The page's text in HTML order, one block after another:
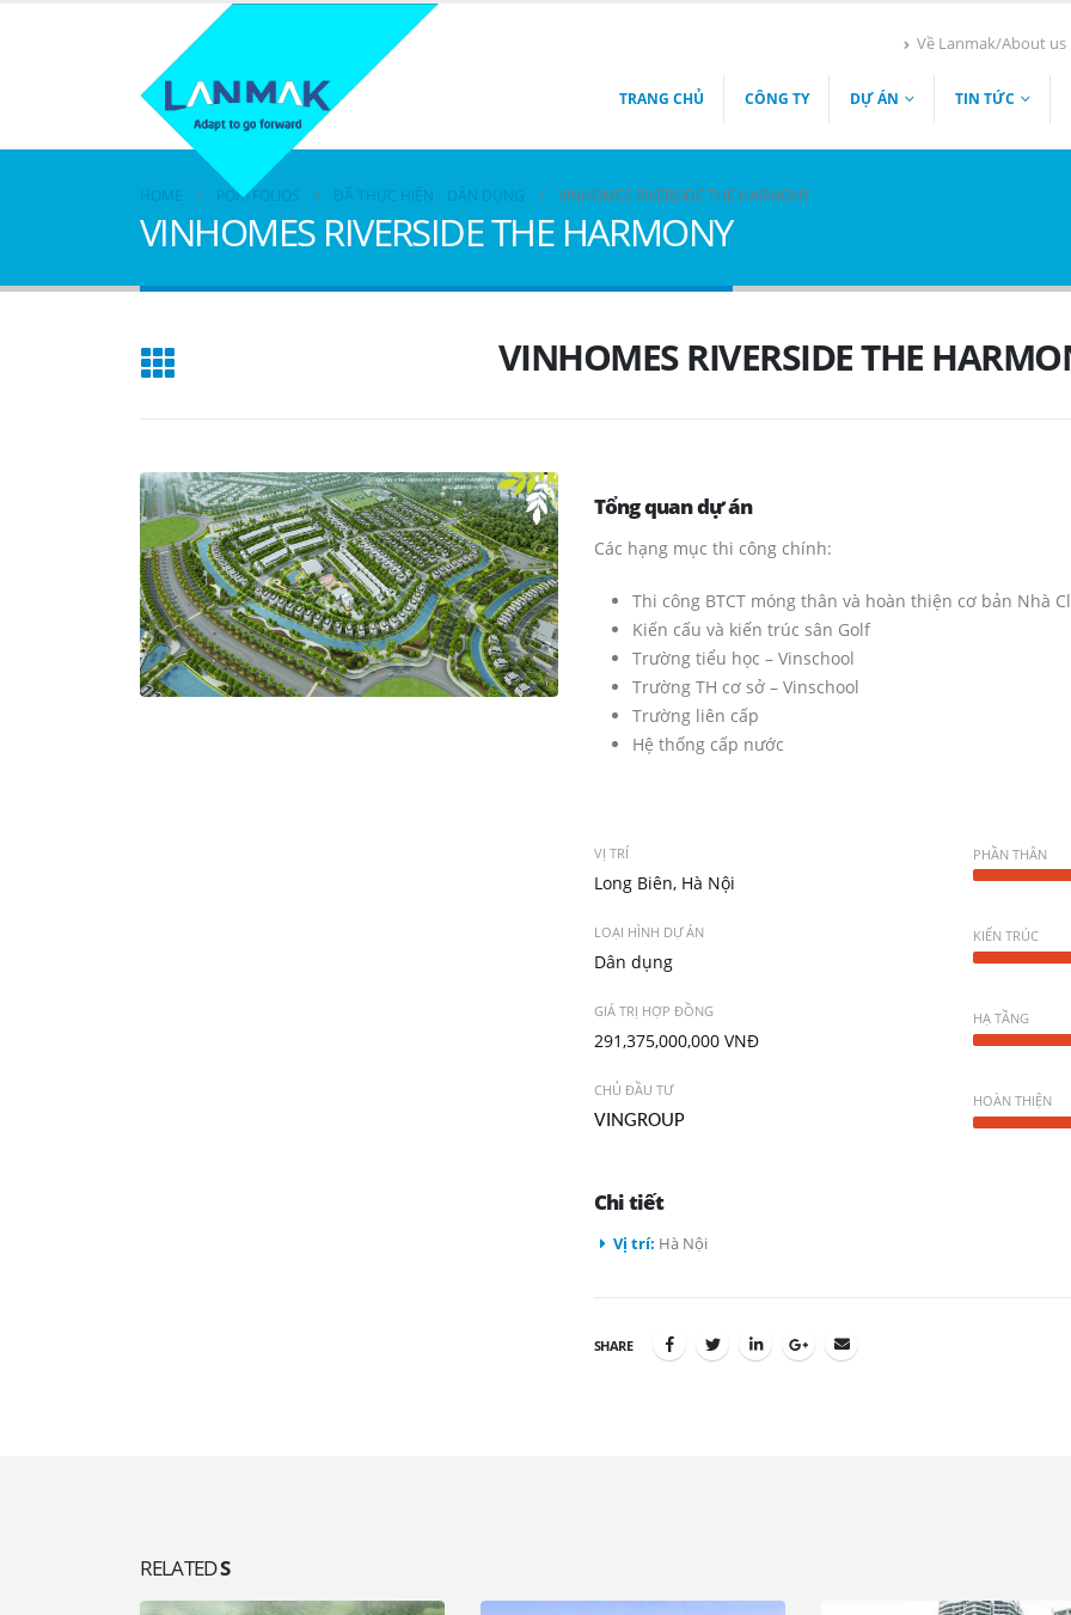
Về Lanmak/About us
TRANG CHỦ CÔNG TY DỰ ÁN TIN TỨC
HOME PORTFOLIOS ĐÃ THỰC HIỆN, DÂN DỤNG VINHOMES RIVERSIDE THE HARMONY
VINHOMES RIVERSIDE THE HARMONY
VINHOMES RIVERSIDE THE
Tổng quan dự án
Các hạng mục thi công chính:
Thi công BTCT móng thân và hoàn thiện cơ bản Nhà
Kiến cấu và kiến trúc sân Golf
Trường tiểu học – Vinschool
Trường TH cơ sở – Vinschool
Trường liên cấp
Hệ thống cấp nước
VỊ TRÍ
Long Biên, Hà Nội
LOẠI HÌNH DỰ ÁN
Dân dụng
GIÁ TRỊ HỢP ĐỒNG
291,375,000,000 VNĐ
CHỦ ĐẦU TƯ
VINGROUP
PHẦN THÂN
KIẾN TRÚC
HẠ TẦNG
HOÀN THIỆN
Chi tiết
Vị trí: Hà Nội
SHARE
RELATEDS